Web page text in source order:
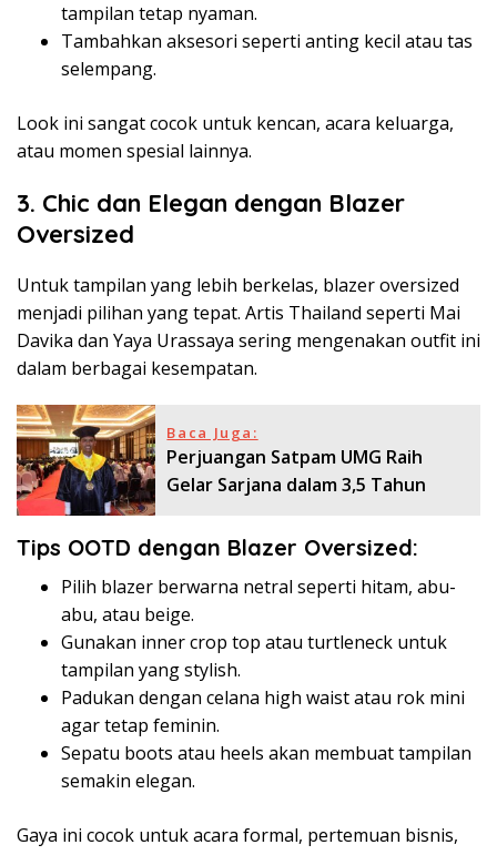
tampilan tetap nyaman.
Tambahkan aksesori seperti anting kecil atau tas
selempang.
Look ini sangat cocok untuk kencan, acara keluarga,
atau momen spesial lainnya.
3. Chic dan Elegan dengan Blazer
Oversized
Untuk tampilan yang lebih berkelas, blazer oversized
menjadi pilihan yang tepat. Artis Thailand seperti Mai
Davika dan Yaya Urassaya sering mengenakan outfit ini
dalam berbagai kesempatan.
Baca Juga:
Perjuangan Satpam UMG Raih
Gelar Sarjana dalam 3,5 Tahun
Tips OOTD dengan Blazer Oversized:
Pilih blazer berwarna netral seperti hitam, abu-
abu, atau beige.
Gunakan inner crop top atau turtleneck untuk
tampilan yang stylish.
Padukan dengan celana high waist atau rok mini
agar tetap feminin.
Sepatu boots atau heels akan membuat tampilan
semakin elegan.
Gaya ini cocok untuk acara formal, pertemuan bisnis,